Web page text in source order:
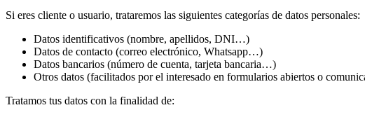
Si eres cliente o usuario, trataremos las siguientes categorías de datos personales:
Datos identificativos (nombre, apellidos, DNI…)
Datos de contacto (correo electrónico, Whatsapp…)
Datos bancarios (número de cuenta, tarjeta bancaria…)
Otros datos (facilitados por el interesado en formularios abiertos o
Tratamos tus datos con la finalidad de: